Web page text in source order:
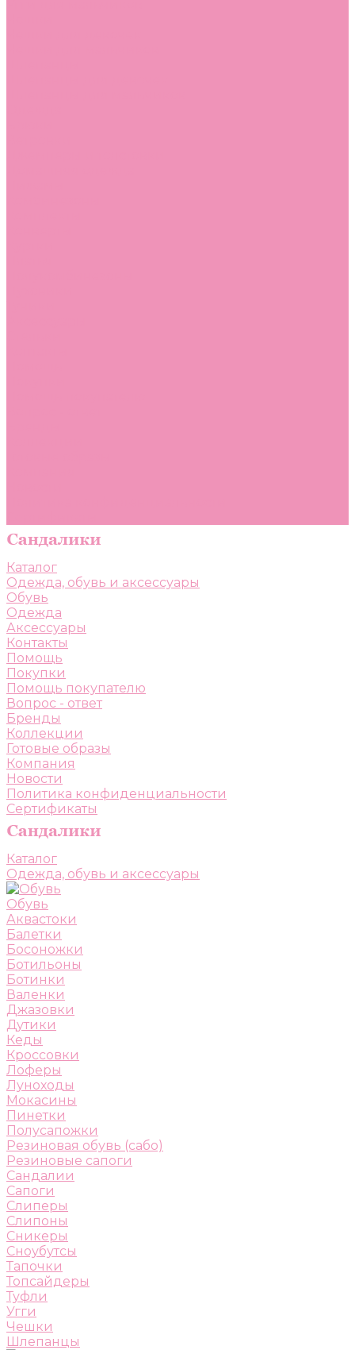
Каталог
Одежда, обувь и аксессуары
Обувь
Одежда
Аксессуары
Контакты
Помощь
Покупки
Помощь покупателю
Вопрос - ответ
Бренды
Коллекции
Готовые образы
Компания
Новости
Политика конфиденциальности
Сертификаты
Каталог
Одежда, обувь и аксессуары
Обувь
Аквастоки
Балетки
Босоножки
Ботильоны
Ботинки
Валенки
Джазовки
Дутики
Кеды
Кроссовки
Лоферы
Луноходы
Мокасины
Пинетки
Полусапожки
Резиновая обувь (сабо)
Резиновые сапоги
Сандалии
Сапоги
Слиперы
Слипоны
Сникеры
Сноубутсы
Тапочки
Топсайдеры
Туфли
Угги
Чешки
Шлепанцы